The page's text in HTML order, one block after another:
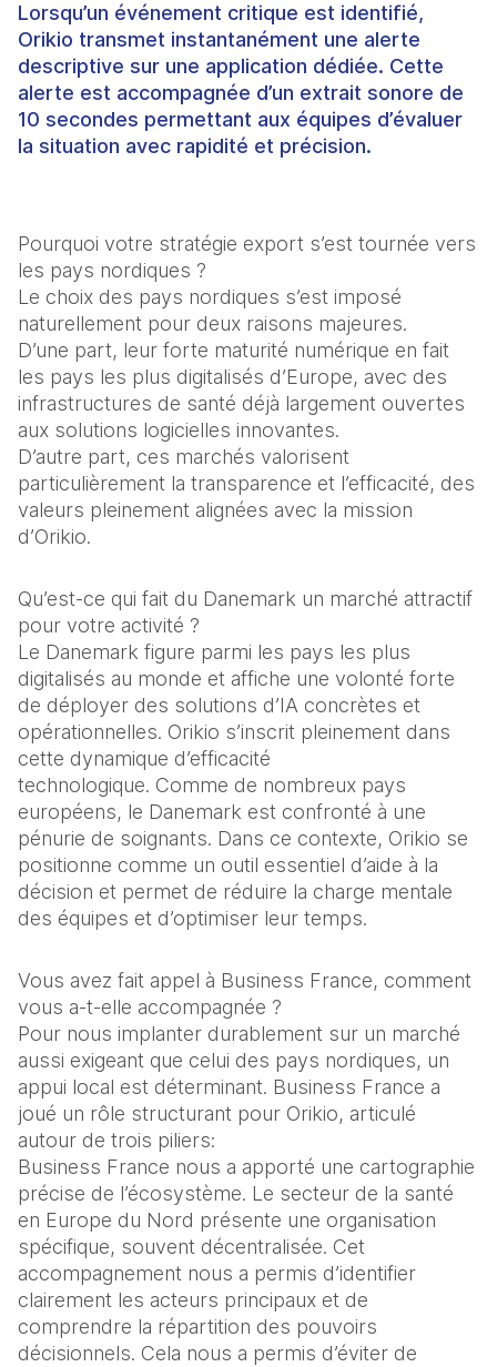
Lorsqu’un événement critique est identifié,
Orikio transmet instantanément une alerte
descriptive sur une application dédiée. Cette
alerte est accompagnée d’un extrait sonore de
10 secondes permettant aux équipes d’évaluer
la situation avec rapidité et précision.
Pourquoi votre stratégie export s’est tournée vers
les pays nordiques ?
Le choix des pays nordiques s’est imposé
naturellement pour deux raisons majeures.
D’une part, leur forte maturité numérique en fait
les pays les plus digitalisés d’Europe, avec des
infrastructures de santé déjà largement ouvertes
aux solutions logicielles innovantes.
D’autre part, ces marchés valorisent
particulièrement la transparence et l’efficacité, des
valeurs pleinement alignées avec la mission
d’Orikio.
Qu’est-ce qui fait du Danemark un marché attractif
pour votre activité ?
Le Danemark figure parmi les pays les plus
digitalisés au monde et affiche une volonté forte
de déployer des solutions d’IA concrètes et
opérationnelles. Orikio s’inscrit pleinement dans
cette dynamique d’efficacité
technologique. Comme de nombreux pays
européens, le Danemark est confronté à une
pénurie de soignants. Dans ce contexte, Orikio se
positionne comme un outil essentiel d’aide à la
décision et permet de réduire la charge mentale
des équipes et d’optimiser leur temps.
Vous avez fait appel à Business France, comment
vous a-t-elle accompagnée ?
Pour nous implanter durablement sur un marché
aussi exigeant que celui des pays nordiques, un
appui local est déterminant. Business France a
joué un rôle structurant pour Orikio, articulé
autour de trois piliers:
Business France nous a apporté une cartographie
précise de l’écosystème. Le secteur de la santé
en Europe du Nord présente une organisation
spécifique, souvent décentralisée. Cet
accompagnement nous a permis d’identifier
clairement les acteurs principaux et de
comprendre la répartition des pouvoirs
décisionnels. Cela nous a permis d’éviter de